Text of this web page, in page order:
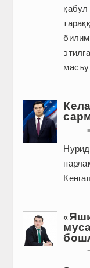
қабул